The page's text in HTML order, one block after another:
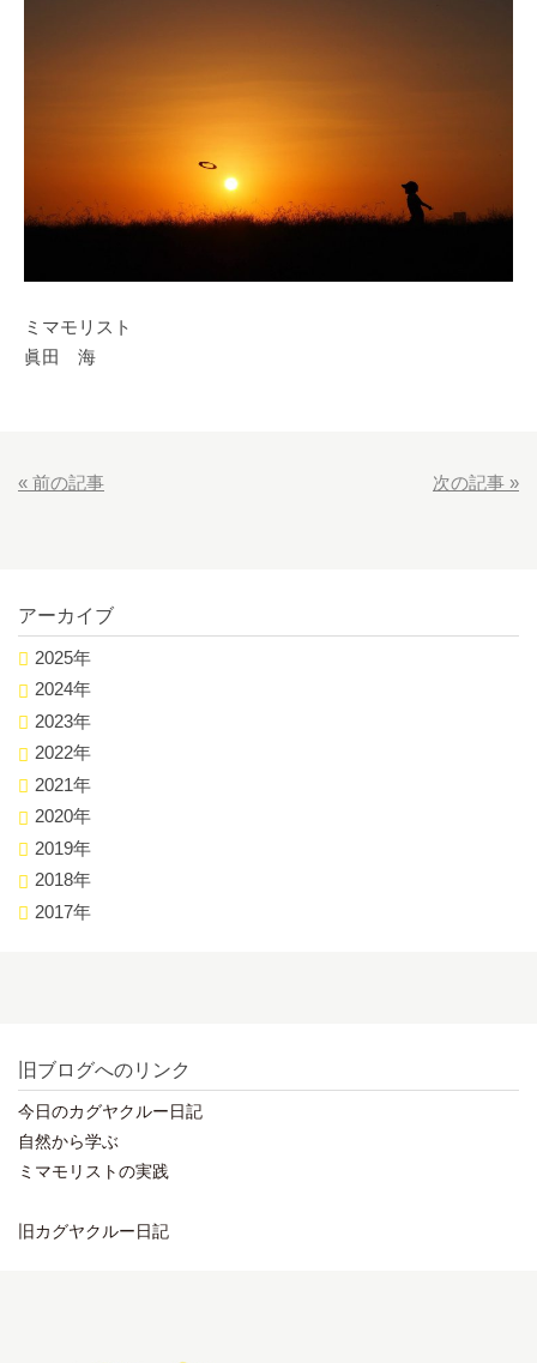
ミマモリスト
眞田 海
« 前の記事 次の記事 »
アーカイブ
2025年
2024年
2023年
2022年
2021年
2020年
2019年
2018年
2017年
旧ブログへのリンク
今日のカグヤクルー日記
自然から学ぶ
ミマモリストの実践
旧カグヤクルー日記